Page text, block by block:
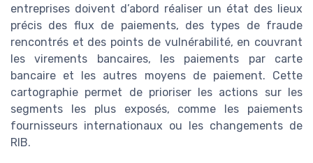
entreprises doivent d’abord réaliser un état des lieux
précis des flux de paiements, des types de fraude
rencontrés et des points de vulnérabilité, en couvrant
les virements bancaires, les paiements par carte
bancaire et les autres moyens de paiement. Cette
cartographie permet de prioriser les actions sur les
segments les plus exposés, comme les paiements
fournisseurs internationaux ou les changements de
RIB.